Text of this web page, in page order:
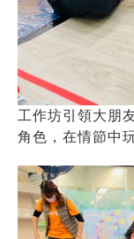
工作坊引領大朋
角色，在情節中